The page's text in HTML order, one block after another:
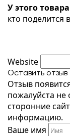
У этого
кто поделится
Website
Оставить отзыв
Отзыв
пожалуйста не
сторонние
информацию.
Ваше имя